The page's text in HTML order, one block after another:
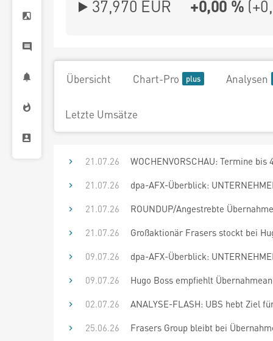
37,970 EUR +0,00 % (
Übersicht Chart-Pro Analysen
Letzte Umsätze
21.07.26
WOCHENVORSCHAU: Termine bis
21.07.26
dpa-AFX-Überblick:
21.07.26
ROUNDUP/Angestrebte
21.07.26
Großaktionär Frasers stockt bei
09.07.26
dpa-AFX-Überblick:
09.07.26
Hugo Boss empfiehlt
02.07.26
ANALYSE-FLASH: UBS hebt Ziel
25.06.26
Frasers Group bleibt bei